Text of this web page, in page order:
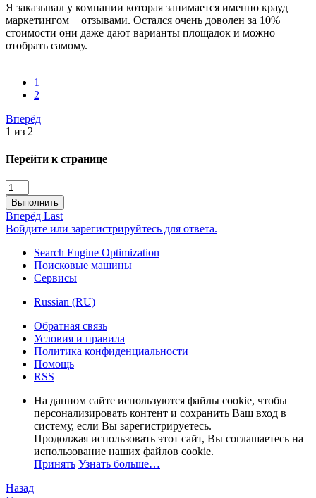
Я заказывал у компании которая занимается именно крауд
маркетингом + отзывами. Остался очень доволен за 10%
стоимости они даже дают варианты площадок и можно
отобрать самому.
1
2
Вперёд
1 из 2
Перейти к странице
Выполнить
Вперёд Last
Войдите или зарегистрируйтесь для ответа.
Search Engine Optimization
Поисковые машины
Сервисы
Russian (RU)
Обратная связь
Условия и правила
Политика конфиденциальности
Помощь
RSS
На данном сайте используются файлы cookie, чтобы
персонализировать контент и сохранить Ваш вход в
систему, если Вы зарегистрируетесь.
Продолжая использовать этот сайт, Вы соглашаетесь на
использование наших файлов cookie.
Принять Узнать больше…
Назад